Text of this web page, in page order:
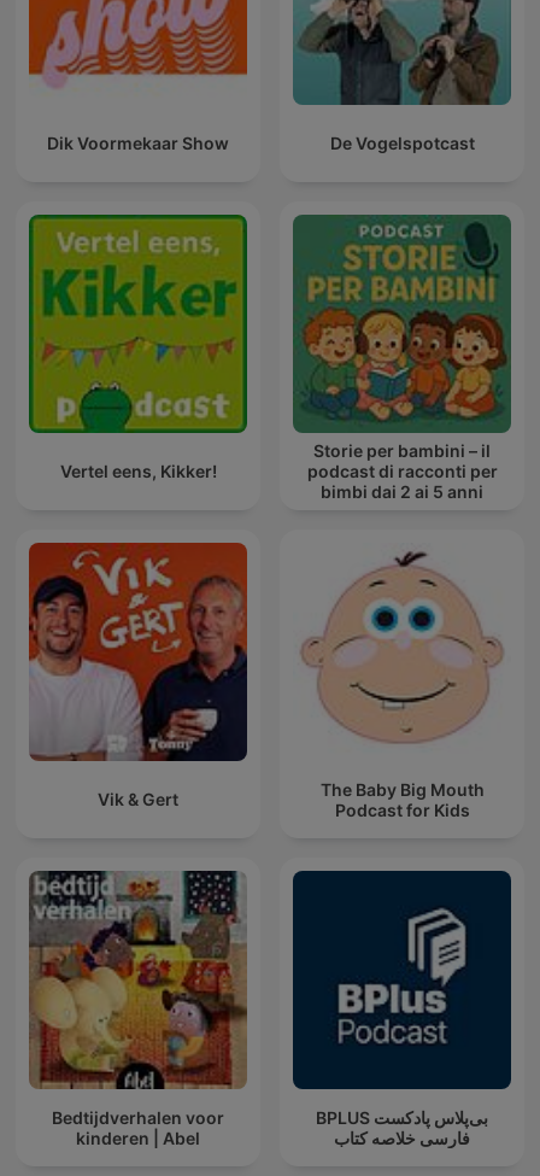
Dik Voormekaar Show De Vogelspotcast
Vertel eens, Kikker!
Storie per bambini – il
podcast di racconti per
bimbi dai 2 ai 5 anni
Vik & Gert
The Baby Big Mouth
Podcast for Kids
Bedtijdverhalen voor
kinderen | Abel
‌BPLUS بی‌پلاس پادکست
فارسی خلاصه کتاب